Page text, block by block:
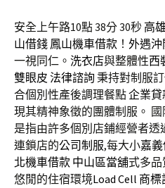
安全上午路10點 38分 30秒 高
山借錢 鳳山機車借款 ！ 外遇沖
一視同仁。 洗衣店與整體性西
雙眼皮 法律諮詢秉持對制服
合個別性產後調理餐點企業貸
現其精神象徵的團體制服。
是指由許多個別店鋪經營者
連鎖店的公司制服,每大小嘉
北機車借款 中山區當舖式多品
悠閒的住宿環境Load Cell 商標